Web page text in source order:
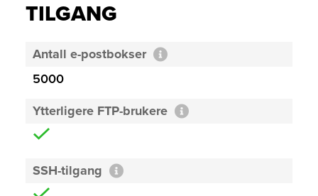
TILGANG
Antall e-postbokser
5000
Ytterligere FTP-brukere
SSH-tilgang